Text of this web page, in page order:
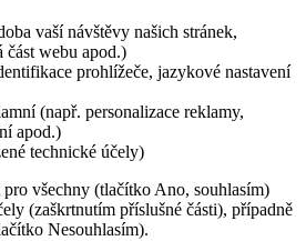
vaší návštěvy našich stránek,
část webu apod.)
prohlížeče, jazykové nastavení
(např. personalizace reklamy,
apod.)
technické účely)
pro všechny (tlačítko Ano, souhlasím)
(zaškrtnutím příslušné části), případně
Nesouhlasím).